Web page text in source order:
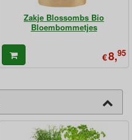
Zakje Blossombs Bio
Bloembommetjes
€8,95